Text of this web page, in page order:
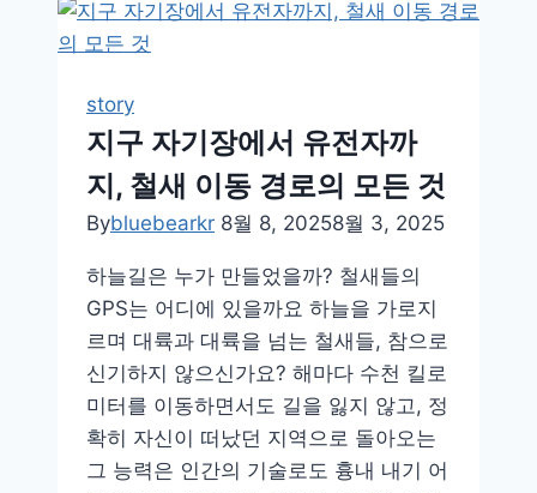
빛
그
림,
자
예
술
이
야
기
story
지구 자기장에서 유전자까
지, 철새 이동 경로의 모든 것
Bybluebearkr 8월 8, 20258월 3, 2025
하늘길은 누가 만들었을까? 철새들의
GPS는 어디에 있을까요 하늘을 가로지
르며 대륙과 대륙을 넘는 철새들, 참으로
신기하지 않으신가요? 해마다 수천 킬로
미터를 이동하면서도 길을 잃지 않고, 정
확히 자신이 떠났던 지역으로 돌아오는
그 능력은 인간의 기술로도 흉내 내기 어